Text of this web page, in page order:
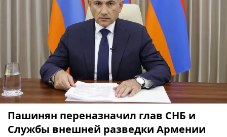
Пашинян переназначил глав СНБ и
Службы внешней разведки Армении